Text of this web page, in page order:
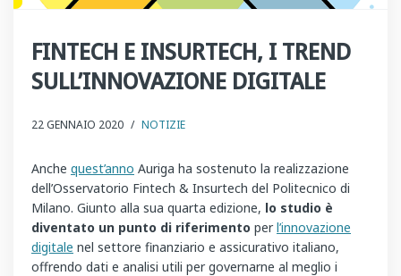
FINTECH E INSURTECH, I TREND
SULL’INNOVAZIONE DIGITALE
22 GENNAIO 2020 / NOTIZIE
Anche quest’anno Auriga ha sostenuto la realizzazione
dell’Osservatorio Fintech & Insurtech del Politecnico di
Milano. Giunto alla sua quarta edizione, lo studio è
diventato un punto di riferimento perl’innovazione
digitale nel settore finanziario e assicurativo italiano,
offrendo dati e analisi utili per governarne al meglio i